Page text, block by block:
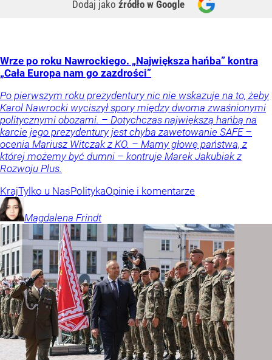
Dodaj jako źródło w Google
Wrze po roku Nawrockiego. „Największa hańba” kontra
„Cała Europa nam go zazdrości”
Po pierwszym roku prezydentury nic nie wskazuje na to, żeby
Karol Nawrocki wyciszył spory między dwoma zwaśnionymi
politycznymi obozami. – Dotychczas największą hańbą na
karcie jego prezydentury jest chyba zawetowanie SAFE –
ocenia Mariusz Witczak z KO. – Mamy głowę państwa, z
której możemy być dumni – kontruje Marek Jakubiak z
Rozwoju Plus.
KrajTylko u NasPolitykaOpinie i komentarze
Magdalena Frindt